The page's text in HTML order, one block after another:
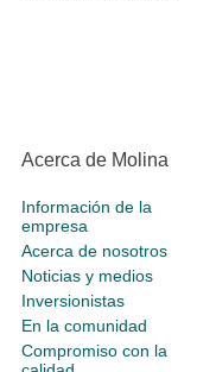
Acerca de Molina
Información de la
empresa
Acerca de nosotros
Noticias y medios
Inversionistas
En la comunidad
Compromiso con la